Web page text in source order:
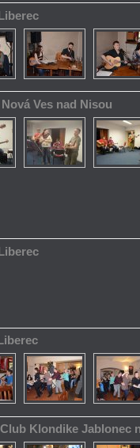
Ves nad Nisou
Klondike Jablonec